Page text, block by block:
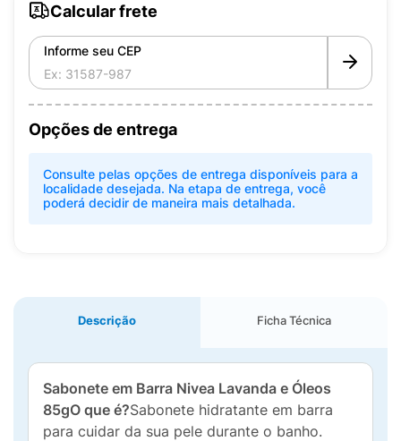
Calcular frete
Informe seu CEP
Opções de entrega
Consulte pelas opções de entrega disponíveis para a
localidade desejada. Na etapa de entrega, você
poderá decidir de maneira mais detalhada.
Descrição Ficha Técnica
Sabonete em Barra Nivea Lavanda e Óleos
85gO que é?Sabonete hidratante em barra
para cuidar da sua pele durante o banho.